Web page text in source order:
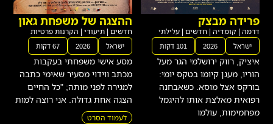
פרידה מבצק
דרמה | קומדיה | חדשים |עלילתי
ישראל 2026 101 דקות
איציק, רווק ירושלמי הגר מעל
הוריו, מעגן קיומו בטקס יומי:
בורקס אצל מוסא. כשאבחנה
רפואית מאלצת אותו להיגמל
מפחמימות, עולמו
ההצגה של משפחת גאון
חדשים | תיעודי | הקרנות פרטיות
ישראל 2026 67 דקות
מסע אישי משפחתי בעקבות
מכתב ווידוי מסעיר שאימי כתבה
למגירה לפני מותה; "כל החיים
הצגה אחת גדולה. אני רוצה למות
לעמוד הסרט